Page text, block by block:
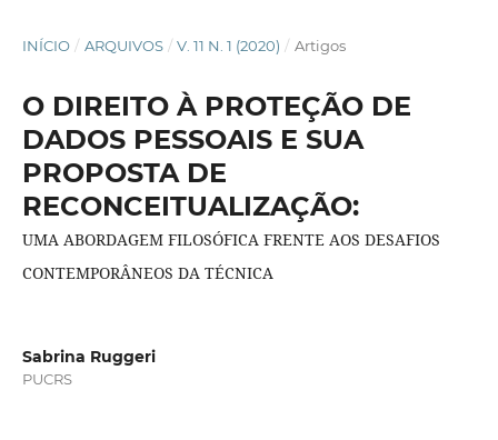
INÍCIO / ARQUIVOS / V. 11 N. 1 (2020) / Artigos
O DIREITO À PROTEÇÃO DE
DADOS PESSOAIS E SUA
PROPOSTA DE
RECONCEITUALIZAÇÃO:
UMA ABORDAGEM FILOSÓFICA FRENTE AOS DESAFIOS
CONTEMPORÂNEOS DA TÉCNICA
Sabrina Ruggeri
PUCRS